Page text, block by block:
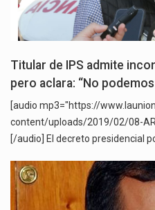
Titular de IPS admite
pero aclara: “No
[audio mp3="https://
content/uploads/2019/02/08-
[/audio] El decreto presidencial